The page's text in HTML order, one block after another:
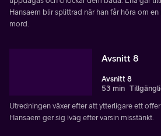
Hansaem blir splittrad när han får höra om
mord.
Avsnitt 8
Avsnitt 8
53 min
Utredningen växer efter att ytterligare ett
Hansaem ger sig iväg efter varsin misstänkt.